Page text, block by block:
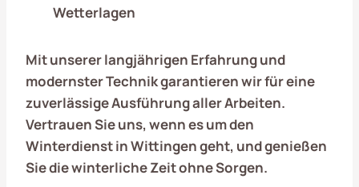
Wetterlagen
Mit unserer langjährigen Erfahrung und
modernster Technik garantieren wir für eine
zuverlässige Ausführung aller Arbeiten.
Vertrauen Sie uns, wenn es um den
Winterdienst inWittingengeht, und genießen
Sie die winterliche Zeit ohne Sorgen.